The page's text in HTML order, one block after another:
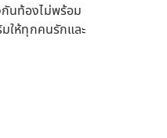
นท้องไม่พร้อม
ให้ทุกคนรักและ